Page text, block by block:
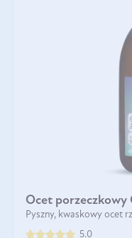
Ocet porzeczkowy
Pyszny, kwaskowy ocet
5.0